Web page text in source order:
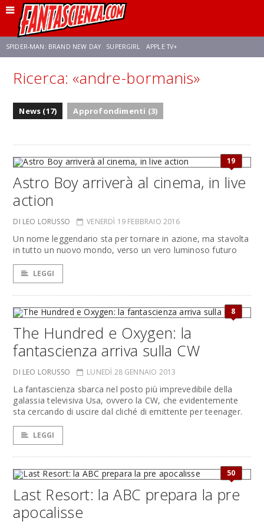
SPIDER-MAN: BRAND NEW DAY SUPERGIRL APPLE TV+
FRANCO RICCIARDIELLO ZENDAYA STAR TREK AVENGERS: DOOMSDAY
Ricerca: «andre-bormanis»
News (17) Approfondimenti (3)
19
Astro Boy arriverà al cinema, in live
action
DI LEO LORUSSO VENERDÌ 19 FEBBRAIO 2016
Un nome leggendario sta per tornare in azione, ma stavolta
in tutto un nuovo mondo, verso un vero luminoso futuro
LEGGI
8
The Hundred e Oxygen: la
fantascienza arriva sulla CW
DI LEO LORUSSO LUNEDÌ 28 GENNAIO 2013
La fantascienza sbarca nel posto più imprevedibile della
galassia televisiva Usa, ovvero la CW, che evidentemente
sta cercando di uscire dal cliché di emittente per teenager.
LEGGI
50
Last Resort: la ABC prepara la pre
apocalisse